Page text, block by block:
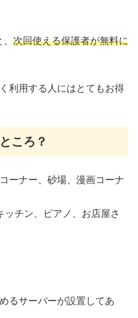
次回使える保護者が無料に
利用する人にはとてもお得
ころ？
ーナー、砂場、漫画コーナ
チン、ピアノ、お店屋さ
るサーバーが設置してあ